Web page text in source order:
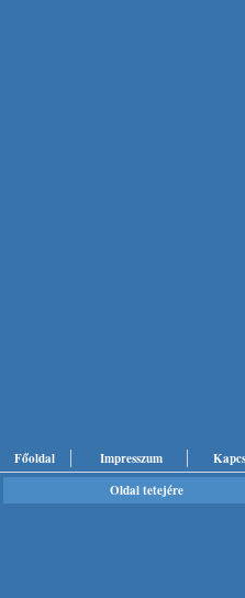
Főoldal Impresszum
Oldal tetejére